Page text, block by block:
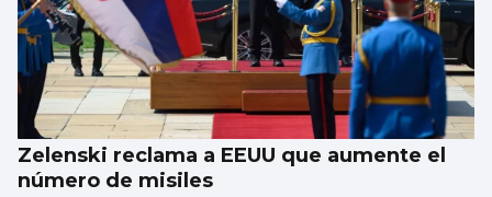
Zelenski reclama a EEUU que aumente el
número de misiles